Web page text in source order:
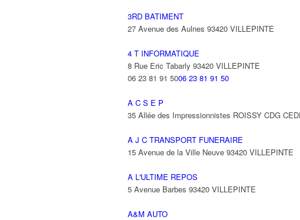
3RD BATIMENT
27 Avenue des Aulnes 93420 VILLEPINTE
4 T INFORMATIQUE
8 Rue Eric Tabarly 93420 VILLEPINTE
06 23 81 91 5006 23 81 91 50
A C S E P
35 Allée des Impressionnistes ROISSY CDG
A J C TRANSPORT FUNERAIRE
15 Avenue de la Ville Neuve 93420 VILLEPINTE
A L'ULTIME REPOS
5 Avenue Barbes 93420 VILLEPINTE
A&M AUTO